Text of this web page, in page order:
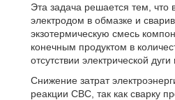
Эта задача решается тем, что
электродом в обмазке и
экзотермическую смесь
конечным продуктом в
отсутствии электрической
Снижение затрат
реакции СВС, так как сварку